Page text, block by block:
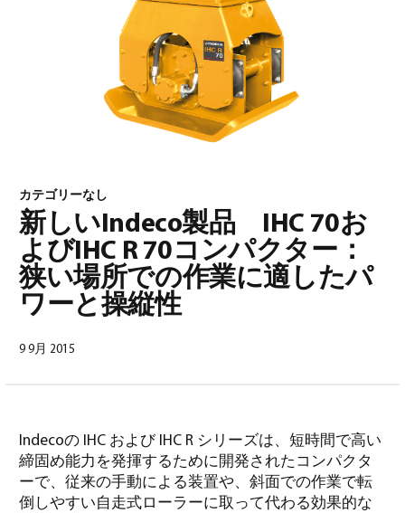
0
日本語( 日本語 )
カテゴリーなし
新しいIndeco製品 IHC 70お
よびIHC R 70コンパクター：
狭い場所での作業に適したパ
ワーと操縦性
9 9月 2015
Indecoの IHC および IHC R シリーズは、短時間で高い
締固め能力を発揮するために開発されたコンパクタ
ーで、従来の手動による装置や、斜面での作業で転
倒しやすい自走式ローラーに取って代わる効果的な